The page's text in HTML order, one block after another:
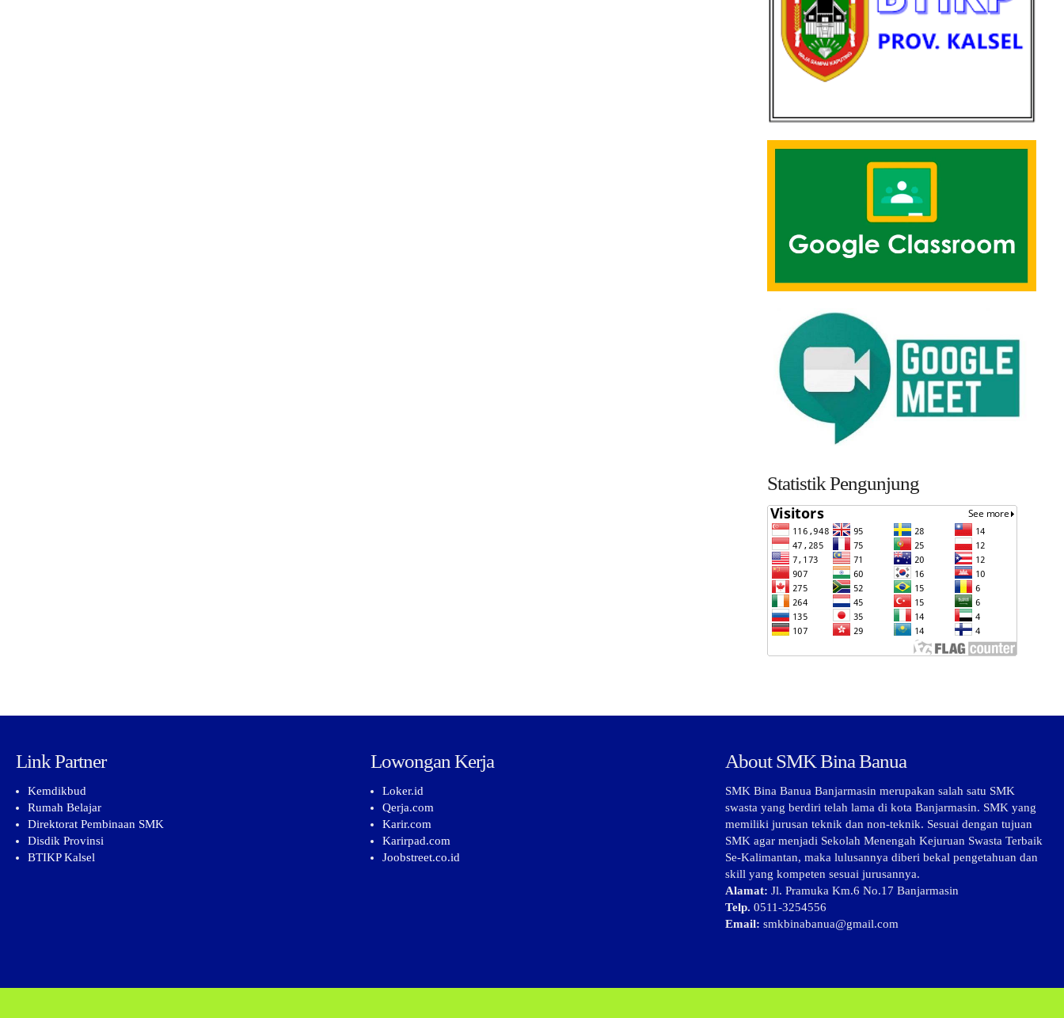
Statistik Pengunjung
Link Partner
Kemdikbud
Rumah Belajar
Direktorat Pembinaan SMK
Disdik Provinsi
BTIKP Kalsel
Lowongan Kerja
Loker.id
Qerja.com
Karir.com
Karirpad.com
Joobstreet.co.id
About SMK Bina Banua
SMK Bina Banua Banjarmasin merupakan salah satu SMK
swasta yang berdiri telah lama di kota Banjarmasin. SMK yang
memiliki jurusan teknik dan non-teknik. Sesuai dengan tujuan
SMK agar menjadi Sekolah Menengah Kejuruan Swasta Terbaik
Se-Kalimantan, maka lulusannya diberi bekal pengetahuan dan
skill yang kompeten sesuai jurusannya.
Alamat: Jl. Pramuka Km.6 No.17 Banjarmasin
Telp. 0511-3254556
Email: smkbinabanua@gmail.com